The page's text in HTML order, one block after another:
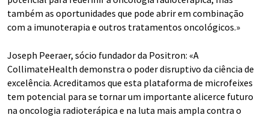
também as oportunidades que pode abrir em combinação
com a imunoterapia e outros tratamentos oncológicos.»
Joseph Peeraer, sócio fundador da Positron: «A
CollimateHealth demonstra o poder disruptivo da ciência de
excelência. Acreditamos que esta plataforma de microfeixes
tem potencial para se tornar um importante alicerce futuro
na oncologia radioterápica e na luta mais ampla contra o